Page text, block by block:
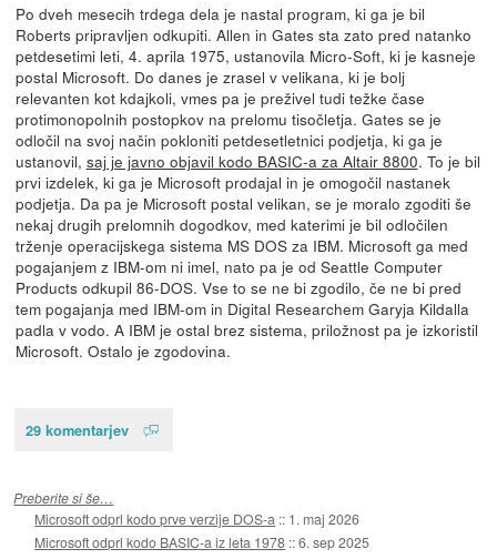
Po dveh mesecih trdega dela je nastal program, ki ga je bil
Roberts pripravljen odkupiti. Allen in Gates sta zato pred natanko
petdesetimi leti, 4. aprila 1975, ustanovila Micro-Soft, ki je kasneje
postal Microsoft. Do danes je zrasel v velikana, ki je bolj
relevanten kot kdajkoli, vmes pa je preživel tudi težke čase
protimonopolnih postopkov na prelomu tisočletja. Gates se je
odločil na svoj način pokloniti petdesetletnici podjetja, ki ga je
ustanovil, saj je javno objavil kodo BASIC-a za Altair 8800. To je bil
prvi izdelek, ki ga je Microsoft prodajal in je omogočil nastanek
podjetja. Da pa je Microsoft postal velikan, se je moralo zgoditi še
nekaj drugih prelomnih dogodkov, med katerimi je bil odločilen
trženje operacijskega sistema MS DOS za IBM. Microsoft ga med
pogajanjem z IBM-om ni imel, nato pa je od Seattle Computer
Products odkupil 86-DOS. Vse to se ne bi zgodilo, če ne bi pred
tem pogajanja med IBM-om in Digital Researchem Garyja Kildalla
padla v vodo. A IBM je ostal brez sistema, priložnost pa je izkoristil
Microsoft. Ostalo je zgodovina.
29 komentarjev
Preberite si še…
Microsoft odprl kodo prve verzije DOS-a :: 1. maj 2026
Microsoft odprl kodo BASIC-a iz leta 1978 ::6. sep 2025